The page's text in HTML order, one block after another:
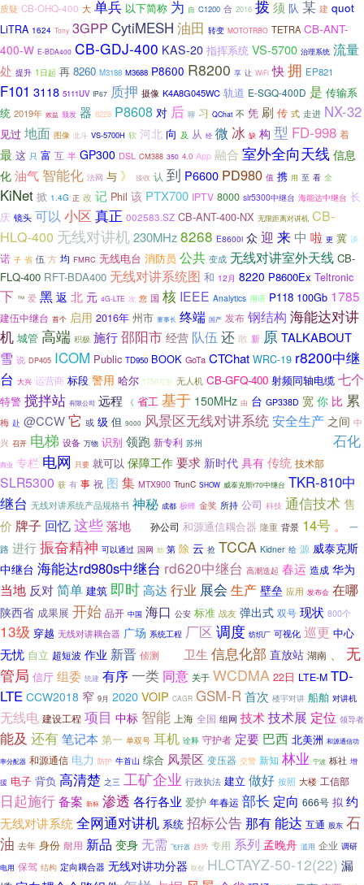
质疑 CB-OHQ-400 大 单兵 以下简称 为 自 C1200 合 2016 拨 须 队 某 建 quot
LiTRA 1624 Tony 3GPP CytiMESH 油田 转变 MOTOTRBO TETRA CB-ANT-
400-W E-BDA400 CB-GDJ-400 KAS-20 指挥系统 VS-5700 治理系统 流量
处 提升 1日起 再 8260 M3188 M3688 P8600 R8200 享 让 WiFi 快拥 EP821
F101 3118 5111UV IP67 质押 摄像 K4A8G045WC 轨道 E-SGQ-400D 是 传输系
统 2019年 效益 颁发 器 8228 P8608 对 后 聊 习 QChat 不 凭 刷 传 式 走进 NX-32
见过 地面 图像 北斗 VS-5700H 软 河北 向 及 从 经 微 冰 缺 构 型 FD-998 着
最 这 只 富 互 半 GP300 DSL CM388 350 4.0 App 融合 室外全向天线 信息
化 油气 智能化 法网 与 》 接收 认 到 P6600 PD980 值 携 用 至 看 全
KiNet 掀 1.4G 正 改 记 Phil 该 PTX700 IPTV 8000 slr5300中继台 海能达中继台 长
庆 镜头 可以 小区 真正 002583.SZ CB-ANT-400-NX 无限距离对讲机 CB-
HLQ-400 无线对讲机230MHz8268 E8600i 众 迎 来 中 啦 更 冀 谈
诺 子 省 伍 方 均 FMRC 无线电台 消防员 公共 变成 无线对讲室外天线 CB-
FLQ-400 RFT-BDA400 无线对讲系统图 和 12月 8220 P8600Ex Teltronic
下 ™ 爱 黑 返 北 元 4G-LTE 次 您 国 核 IEEE Analytics 用语 P118 100Gb 1785
建伍中继台 首个 启用 2016年 州市 董事长 终端 国产 发布 钢结构 海能达对讲
机 城管 高端 积极 施行邵阳市经营 队伍 还 敢 新 原TALKABOUT
雪 说 DP405 ICOM Public TD950 BOOK GoTa CTChat WRC-19 r8200中继
台 大兴 运营商 标段 警用 哈尔 1750万股 无人机 CB-GFQ-400 射频同轴电缆 七个
特警 搅拌站 有限公司 远程 《 省工 基于 150MHz 由 台 GP338D 宽 你 比 累
梅 赴 @CCW它 或 级 但 9000 风景区无线对讲系统安全生产 之间 中
兴 召开 电梯 设备 万物 识别 领跑 新专利 苏州 石化
商业 专栏 电网 只要 就可以 保障工作 要求 新时代 具有 传统 技术部
SLR5300 获 有 事 祝 图 集 MTX900 TrunC SHOW 威泰克斯r70中继台 TKR-810中
继台 无线对讲系统产品规格书 神秘 成都 极蜂 金奖 所持 公司 科技 通信技术售
价 牌子 回忆这些落地 孙公司 和源通信耦合器 隆重 背景 14号 。
一
路 进行振奋精神 可以通过 国网 助 第 除 云 抢 TCCA Kidner 给 源 威泰克斯
中继台 海能达rd980s中继台 rd620中继台 高潮迭起 春运 造成 华为
当地 反对简单 建筑 即时高达 行业 展会 生产 壁垒 应用 发布会 在哪
陕西省 成果展 开始 品开 中国 海口 公安 标准 战友 弹出式 双号 现状 800个
13级 穿越 无线对讲耦合器 广场 系统工程 厂区 调度 纺织厂 可视化 巡更 中心
无忧 自立 超短波 作业 新晋 侦测 卫生 信息化部 直放站 湖南 、
无
管局 信厅 组委 统建 有序一类 同意 关于 WCDMA 22日 LTE-M TD-
LTE CCW2018 窄 9月 2020VOIP CAGR GSM-R首次 楼宇对讲 船舶 对讲机
无线电 建设工程 项目 中标 智能 上海 全国 组网 技术技术展 定位 领导者
能及 还有笔记本 第一 单双号 耳机 诠释 守护者 定要 巴西 北美洲 和源通信功
率分配器 和源通信 电力 防护 牛首山 综合 风景区 变压器 交警 新知 林业 宁波 栎社 增
援 电子 背负 高清楚 之三 工矿企业 行政执法 建立 做好 按照 大楼 工信部
日起施行备案 新标 渗透 各行各业 爱护 年春运 部长 定向 666号 拟 约
无线对讲系统全网通对讲机 系统 招标公告那有能达 互通 股东 石
油 去年 身份 耐用 新品 变身 无需 飞行器 趋势 专用 系列 孟晚舟 滥用 企业 调研
电用 保驾 结构 定向耦合器 无线对讲功分器 联创 HLCTAYZ-50-12(22) 漏